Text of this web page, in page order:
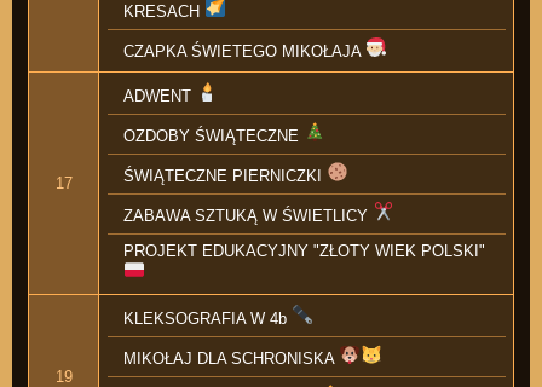
KRESACH
CZAPKA ŚWIETEGO MIKOŁAJA
17
ADWENT
OZDOBY ŚWIĄTECZNE
ŚWIĄTECZNE PIERNICZKI
ZABAWA SZTUKĄ W ŚWIETLICY
PROJEKT EDUKACYJNY "ZŁOTY WIEK POLSKI"
19
KLEKSOGRAFIA W 4b
MIKOŁAJ DLA SCHRONISKA